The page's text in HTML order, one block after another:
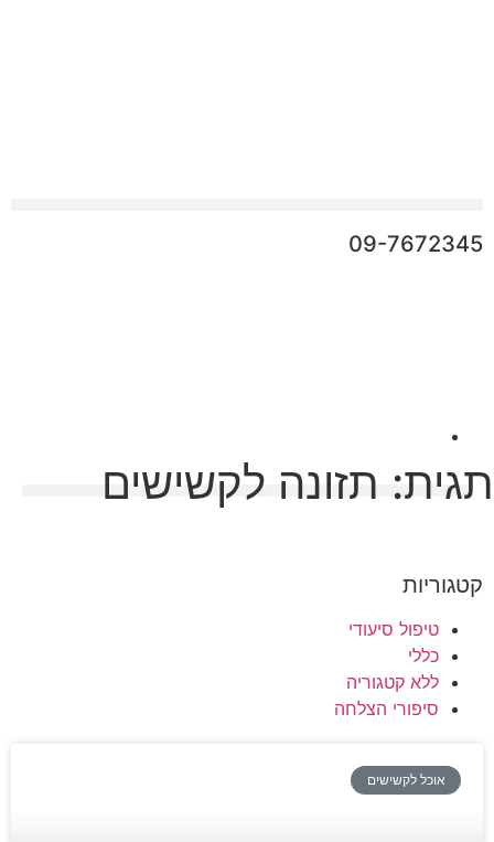
09-7672345
תגית: תזונה לקשישים
קטגוריות
טיפול סיעודי
כללי
ללא קטגוריה
סיפורי הצלחה
אוכל לקשישים